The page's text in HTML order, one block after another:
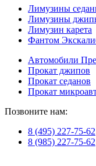
Лимузины
Лимузины
Лимузин карета
Фантом
Автомобили
Прокат джипов
Прокат седанов
Прокат
Позвоните нам:
8 (495) 227-75-62
8 (985) 227-75-62